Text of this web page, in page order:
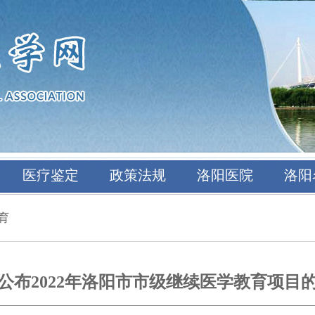
医疗鉴定 政策法规 洛阳医院 洛
布2022年洛阳市市级继续医学教育项目